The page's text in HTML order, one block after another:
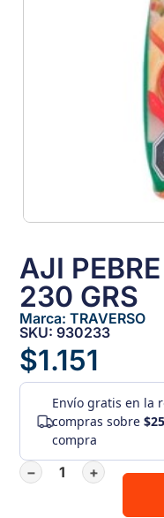
AJI
230 GRS
Marca:TRAVERSO
SKU: 930233
$1.151
Envío gratis en la
compras sobre
compra
−
+